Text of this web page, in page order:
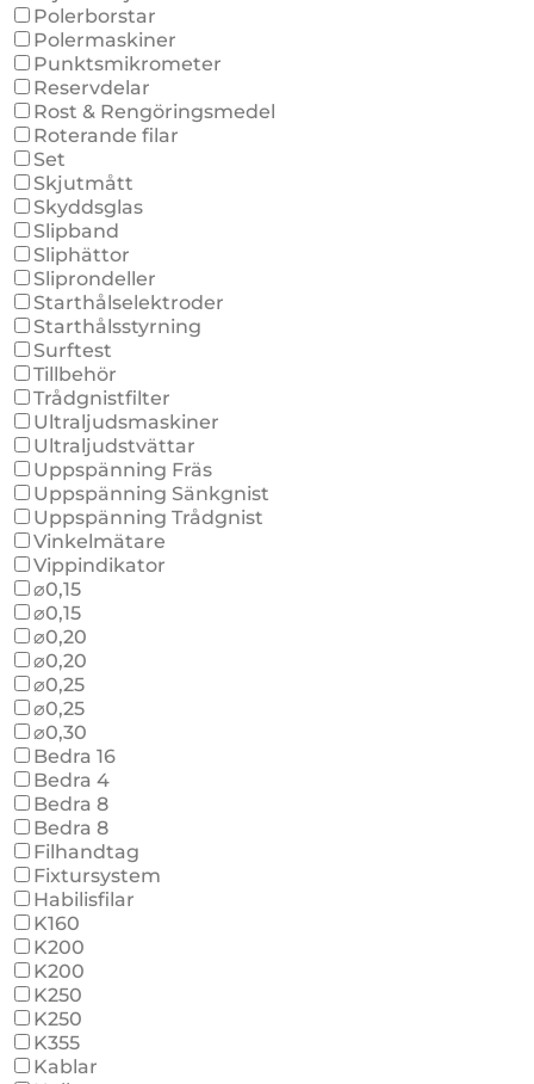
Polerborstar
Polermaskiner
Punktsmikrometer
Reservdelar
Rost & Rengöringsmedel
Roterande filar
Set
Skjutmått
Skyddsglas
Slipband
Sliphättor
Sliprondeller
Starthålselektroder
Starthålsstyrning
Surftest
Tillbehör
Trådgnistfilter
Ultraljudsmaskiner
Ultraljudstvättar
Uppspänning Fräs
Uppspänning Sänkgnist
Uppspänning Trådgnist
Vinkelmätare
Vippindikator
⌀0,15
⌀0,15
⌀0,20
⌀0,20
⌀0,25
⌀0,25
⌀0,30
Bedra 16
Bedra 4
Bedra 8
Bedra 8
Filhandtag
Fixtursystem
Habilisfilar
K160
K200
K200
K250
K250
K355
Kablar